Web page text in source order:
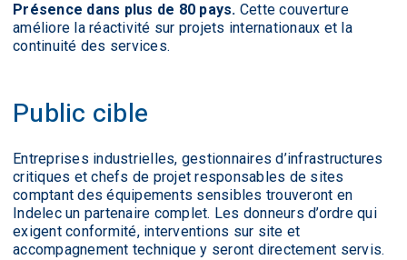
Présence dans plus de 80 pays. Cette couverture
améliore la réactivité sur projets internationaux et la
continuité des services.
Public cible
Entreprises industrielles, gestionnaires d’infrastructures
critiques et chefs de projet responsables de sites
comptant des équipements sensibles trouveront en
Indelec un partenaire complet. Les donneurs d’ordre qui
exigent conformité, interventions sur site et
accompagnement technique y seront directement servis.